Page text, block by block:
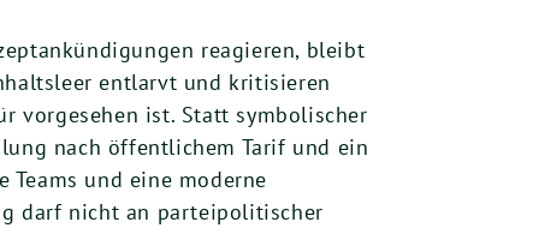
reagieren, bleibt
entlarvt und kritisieren
vorgesehen ist. Statt symbolischer
nach öffentlichem Tarif und ein
und eine moderne
darf nicht an parteipolitischer